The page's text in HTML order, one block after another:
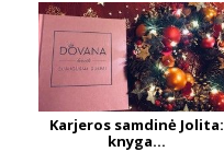
Karjeros samdinė Jolita:
knyga...